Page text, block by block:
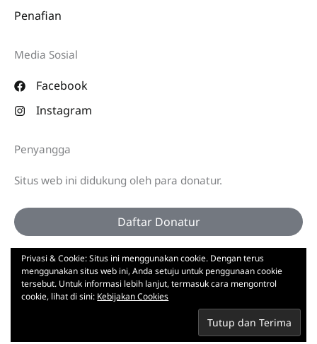
Penafian
Media Sosial
Facebook
Instagram
Penyangga
Situs web ini didukung oleh para donatur.
Daftar Donatur
Hak Cipta © 2026 | Cagak.ID - Yayasan Cagak Inti
Privasi & Cookie: Situs ini menggunakan cookie. Dengan terus
menggunakan situs web ini, Anda setuju untuk penggunaan cookie
tersebut. Untuk informasi lebih lanjut, termasuk cara mengontrol
cookie, lihat di sini: Kebijakan Cookies
Berlangganan